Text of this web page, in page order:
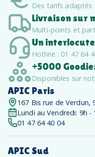
Des tarifs
Livraison sur
Multi-points et
Un
Hotline : 01 47 64
+5000
Disponibles sur
APIC Paris
167 Bis rue de Verdun,
Lundi au Vendredi: 9h -
01 47 64 40 04
APIC Sud